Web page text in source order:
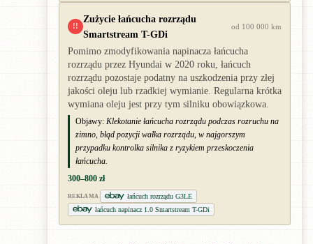
!!
Zużycie łańcucha rozrządu
Smartstream T-GDi
od 100 000 km
Pomimo zmodyfikowania napinacza łańcucha
rozrządu przez Hyundai w 2020 roku, łańcuch
rozrządu pozostaje podatny na uszkodzenia przy złej
jakości oleju lub rzadkiej wymianie. Regularna krótka
wymiana oleju jest przy tym silniku obowiązkowa.
Objawy: Klekotanie łańcucha rozrządu podczas rozruchu na
zimno, błąd pozycji wałka rozrządu, w najgorszym
przypadku kontrolka silnika z ryzykiem przeskoczenia
łańcucha.
300–800 zł
REKLAMA
łańcuch rozrządu G3LE
łańcuch napinacz 1.0 Smartstream T-GDi